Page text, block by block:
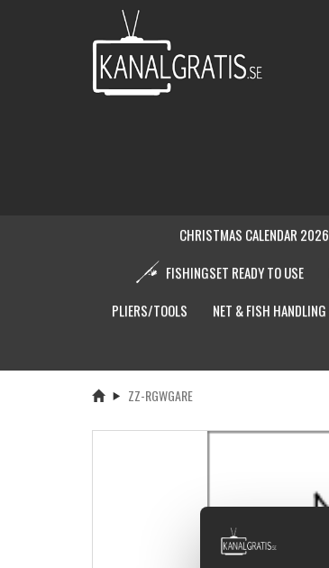
CHRISTMAS CALENDAR 2026
FISHINGSET READY TO USE
PLIERS/TOOLS
NET & FISH HANDLING
ZZ-RGWGARE